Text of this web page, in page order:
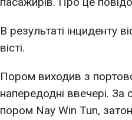
В результаті інциденту
вісті.
Пором виходив з
напередодні ввечері. За
пором Nay Win Tun,